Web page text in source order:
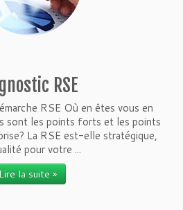
RSE
RSE Où en êtes vous en
sont les points forts et les points
La RSE est-elle stratégique,
pour votre ...
la suite »